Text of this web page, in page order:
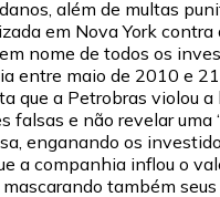
além de multas
em Nova York contra
nome de todos os
entre maio de 2010 e
que a Petrobras violou
falsas e não revelar uma
enganando os
a companhia inflou o
também